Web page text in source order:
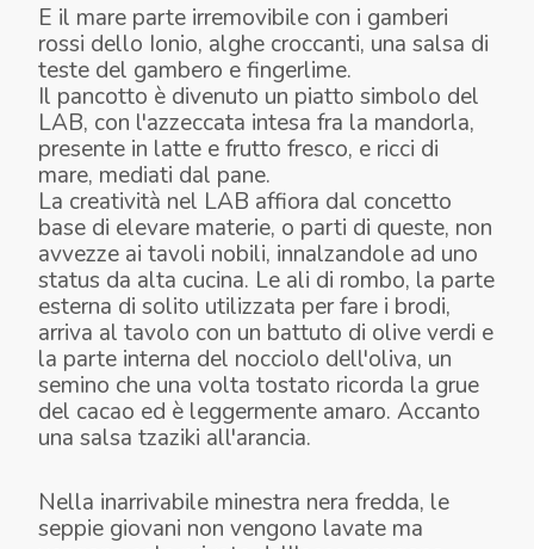
E il mare parte irremovibile con i gamberi
rossi dello Ionio, alghe croccanti, una salsa di
teste del gambero e fingerlime.
Il pancotto è divenuto un piatto simbolo del
LAB, con l'azzeccata intesa fra la mandorla,
presente in latte e frutto fresco, e ricci di
mare, mediati dal pane.
La creatività nel LAB affiora dal concetto
base di elevare materie, o parti di queste, non
avvezze ai tavoli nobili, innalzandole ad uno
status da alta cucina. Le ali di rombo, la parte
esterna di solito utilizzata per fare i brodi,
arriva al tavolo con un battuto di olive verdi e
la parte interna del nocciolo dell'oliva, un
semino che una volta tostato ricorda la grue
del cacao ed è leggermente amaro. Accanto
una salsa tzaziki all'arancia.
GAMBERI, TESTE DI GAMBERO, ALGHE
PANCOTTO, RICCI DI MARE, LATTE DI
Nella inarrivabile minestra nera fredda, le
seppie giovani non vengono lavate ma